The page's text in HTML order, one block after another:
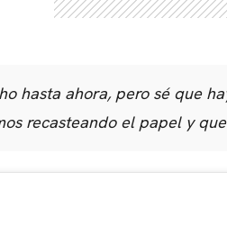
hasta ahora, pero sé que
recasteando el papel y